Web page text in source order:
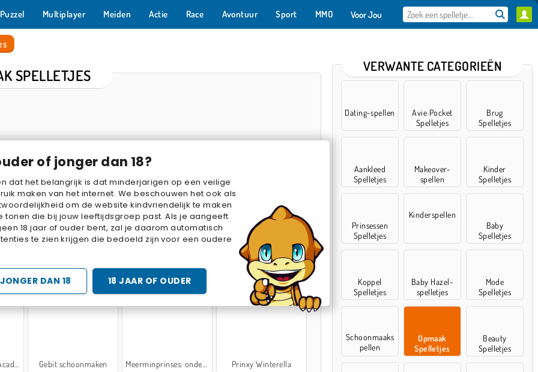
of jonger dan 18?
dat het belangrijk is dat minderjarigen op een veilige
maken van het internet. We beschouwen het ook als
om de website kindvriendelijk te maken
tonen die bij jouw leeftijdsgroep past. Als je aangeeft
18 jaar of ouder bent, zal je daarom automatisch
te zien krijgen die bedoeld zijn voor een oudere
JONGER DAN 18 18 JAAR OF OUDER
Puzzel Multiplayer Meiden Actie Race Avontuur Sport MMO Voor Jou
SPELLETJES
Ellie Christmas Makeup ASMR Tattoo Treatment Ellie: tongendokter
Engelachtige charmante prinses Blue Girls Makeup Bruidskapster voor prinsessen
Gebit schoonmaken Meerminprinses: onderwatergames Prinxy Winterella
VERWANTE CATEGORIEËN
Dating-spellen
Avie Pocket
Spelletjes
Brug
Spelletjes
Aankleed
Spelletjes
Makeover-
spellen
Kinder
Spelletjes
Prinsessen
Spelletjes
Kinderspellen
Baby
Spelletjes
Koppel
Spelletjes
Baby Hazel-
spelletjes
Mode
Spelletjes
Schoonmaaks
pellen
Opmaak
Spelletjes
Beauty
Spelletjes